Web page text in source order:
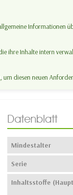
Informationen
ihre Inhalte intern
diesen neuen
Datenblatt
Mindestalter
Serie
Inhaltsstoffe